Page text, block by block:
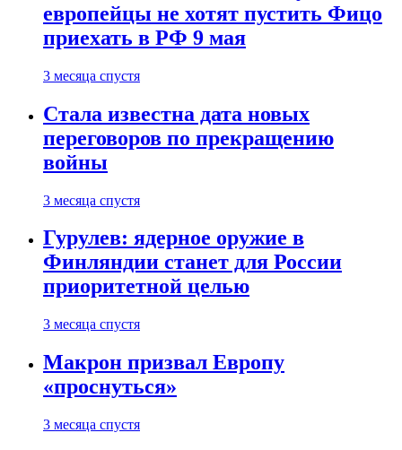
европейцы не хотят пустить Фицо
приехать в РФ 9 мая
3 месяца спустя
Стала известна дата новых
переговоров по прекращению
войны
3 месяца спустя
Гурулев: ядерное оружие в
Финляндии станет для России
приоритетной целью
3 месяца спустя
Макрон призвал Европу
«проснуться»
3 месяца спустя